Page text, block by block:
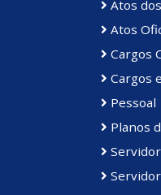
Atos
Atos
Cargos
Cargos
Pessoal
Planos